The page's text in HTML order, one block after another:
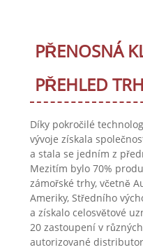
PŘENOSNÁ
PŘEHLED
Díky pokročilé
vývoje získala
a stala se jedním z
Mezitím bylo 70%
zámořské trhy, včetně
Ameriky, Středního
a získalo celosvětové
20 zastoupení v
autorizované